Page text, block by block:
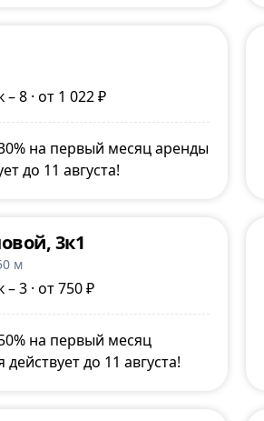
8 · от 1 022 ₽
на первый месяц аренды
до 11 августа!
3к1
м
3 · от 750 ₽
на первый месяц
до 11 августа!